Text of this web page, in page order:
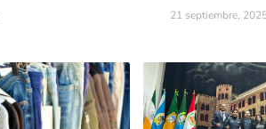
21 septiembre,